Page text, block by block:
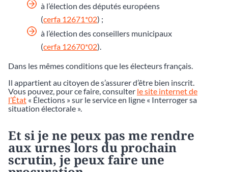
à l’élection des députés européens
(cerfa 12671*02) ;
à l’élection des conseillers municipaux
(cerfa 12670*02).
Dans les mêmes conditions que les électeurs français.
Il appartient au citoyen de s’assurer d’être bien inscrit.
Vous pouvez, pour ce faire, consulter le site internet de
l’État « Élections » sur le service en ligne « Interroger sa
situation électorale ».
Et si je ne peux pas me rendre
aux urnes lors du prochain
scrutin, je peux faire une